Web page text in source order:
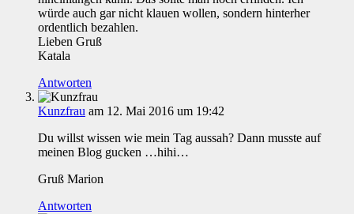
würde auch gar nicht klauen wollen, sondern hinterher
ordentlich bezahlen.
Lieben Gruß
Katala
Antworten
Kunzfrau am 12. Mai 2016 um 19:42
Du willst wissen wie mein Tag aussah? Dann musste auf
meinen Blog gucken …hihi…
Gruß Marion
Antworten